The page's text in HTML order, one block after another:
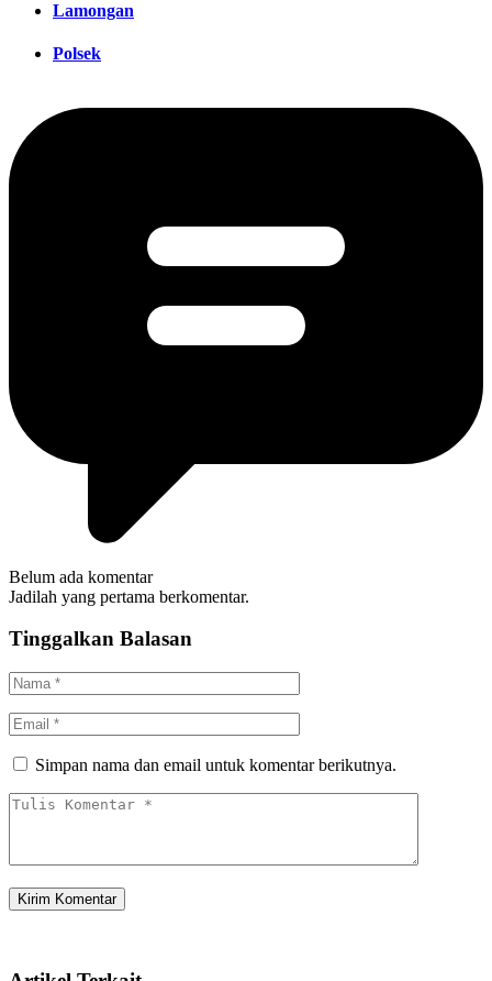
Lamongan
Polsek
Belum ada komentar
Jadilah yang pertama berkomentar.
Tinggalkan Balasan
Simpan nama dan email untuk komentar berikutnya.